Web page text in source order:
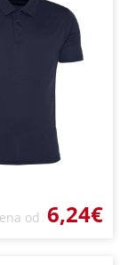
od 6,24€